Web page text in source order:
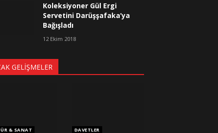
Koleksiyoner Gül Ergi
Servetini Darüşşafaka’ya
Bağışladı
12 Ekim 2018
GELIŞMELER
& SANAT DAVETLER